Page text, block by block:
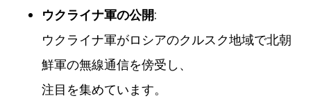
ウクライナ軍の公開:
ウクライナ軍がロシアのクルスク地域で北朝
鮮軍の無線通信を傍受し、
注目を集めています。